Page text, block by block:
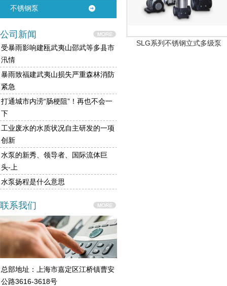
不锈钢泵
公司新闻
受暴雨影响建瓯武夷山邵武等多县市
汛情
暴雨致福建武夷山损失严重森林消防
紧急
打通城市内涝“肠梗阻”！再也不会一
下
工业废水的水质状况自主研发的一项
创新
水泵的新秀、领导者、国际流体巨
头-上
水泵扬程是什么意思
联系我们
总部地址：上海市嘉定区江桥镇曹安
公路3616-3618号
SLG系列不锈钢立式多级泵